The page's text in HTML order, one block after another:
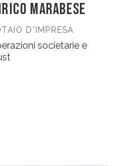
MARABESE
D'IMPRESA
societarie e